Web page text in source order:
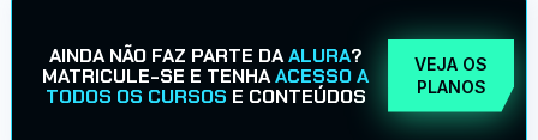
AINDA NÃO FAZ PARTE DAALURA?
MATRICULE-SE E TENHAACESSO A
TODOS OS CURSOS E CONTEÚDOS
VEJA OS
PLANOS